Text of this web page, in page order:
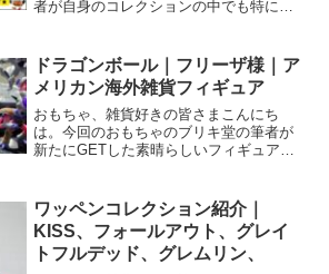
者が自身のコレクションの中でも特に気
ンバッジの世界に皆様をお連れ致します
よ…(´ﾟωﾟ｀)...
ドラゴンボール｜フリーザ様｜ア
メリカン海外雑貨フィギュア
おもちゃ、雑貨好きの皆さまこんにち
は。今回のおもちゃのブリキ堂の筆者が
新たにGETした素晴らしいフィギュアを
後まで見ていっていただけたら嬉しいで
す！ドラゴンボールフィ...
ワッペンコレクション紹介｜
KISS、フォールアウト、グレイ
トフルデッド、グレムリン、